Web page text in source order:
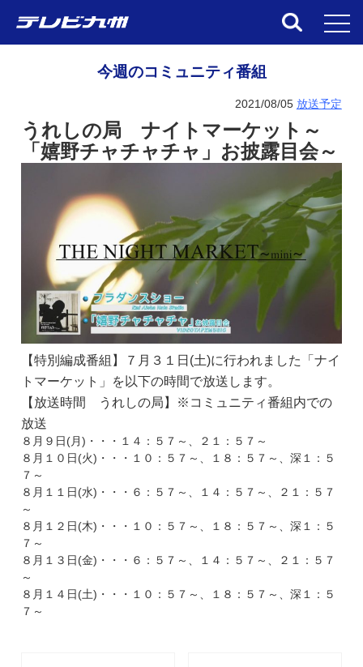
今週のコミュニティ番組
2021/08/05 放送予定
うれしの局 ナイトマーケット～
「嬉野チャチャチャ」お披露目会～
【特別編成番組】７月３１日(土)に行われました「ナイ
トマーケット」を以下の時間で放送します。
【放送時間 うれしの局】※コミュニティ番組内での
放送
８月９日(月)・・・１４：５７～、２１：５７～
８月１０日(火)・・・１０：５７～、１８：５７～、深１：５
７～
８月１１日(水)・・・６：５７～、１４：５７～、２１：５７
～
８月１２日(木)・・・１０：５７～、１８：５７～、深１：５
７～
８月１３日(金)・・・６：５７～、１４：５７～、２１：５７
～
８月１４日(土)・・・１０：５７～、１８：５７～、深１：５
７～